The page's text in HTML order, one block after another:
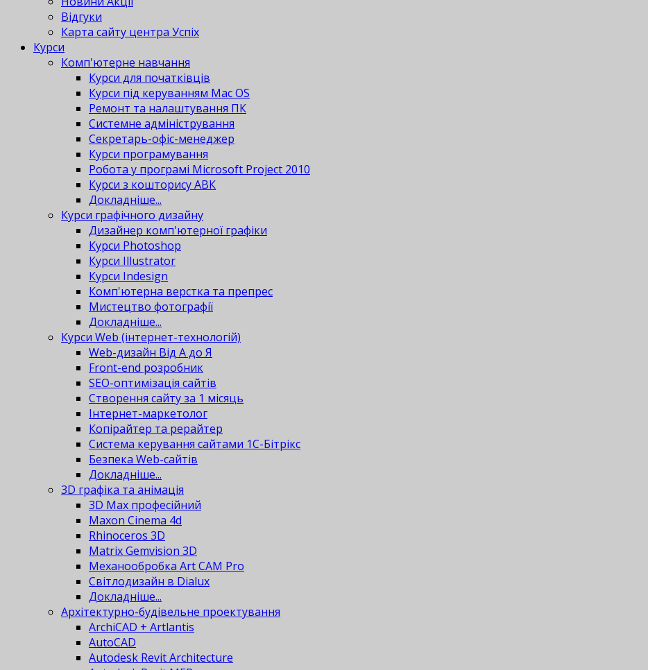
Відгуки
Карта сайту центра Успіх
Курси
Комп'ютерне навчання
Курси для початківців
Курси під керуванням Mac OS
Ремонт та налаштування ПК
Системне адміністрування
Секретарь-офіс-менеджер
Курси програмування
Робота у програмі Microsoft Project 2010
Курси з кошторису АВК
Докладніше...
Курси графічного дизайну
Дизайнер комп'ютерної графіки
Курси Photoshop
Курси Illustrator
Курси Indesign
Комп'ютерна верстка та препрес
Мистецтво фотографії
Докладніше...
Курси Web (інтернет-технологій)
Web-дизайн Від А до Я
Front-end розробник
SEO-оптимізація сайтів
Створення сайту за 1 місяць
Інтернет-маркетолог
Копірайтер та рерайтер
Система керування сайтами 1С-Бітрікс
Безпека Web-сайтів
Докладніше...
3D графіка та анімація
3D Max професійний
Maxon Cinema 4d
Rhinoceros 3D
Matrix Gemvision 3D
Механообробка Art CAM Pro
Світлодизайн в Dialux
Докладніше...
Архітектурно-будівельне проектування
ArchiCAD + Artlantis
AutoCAD
Autodesk Revit Architecture